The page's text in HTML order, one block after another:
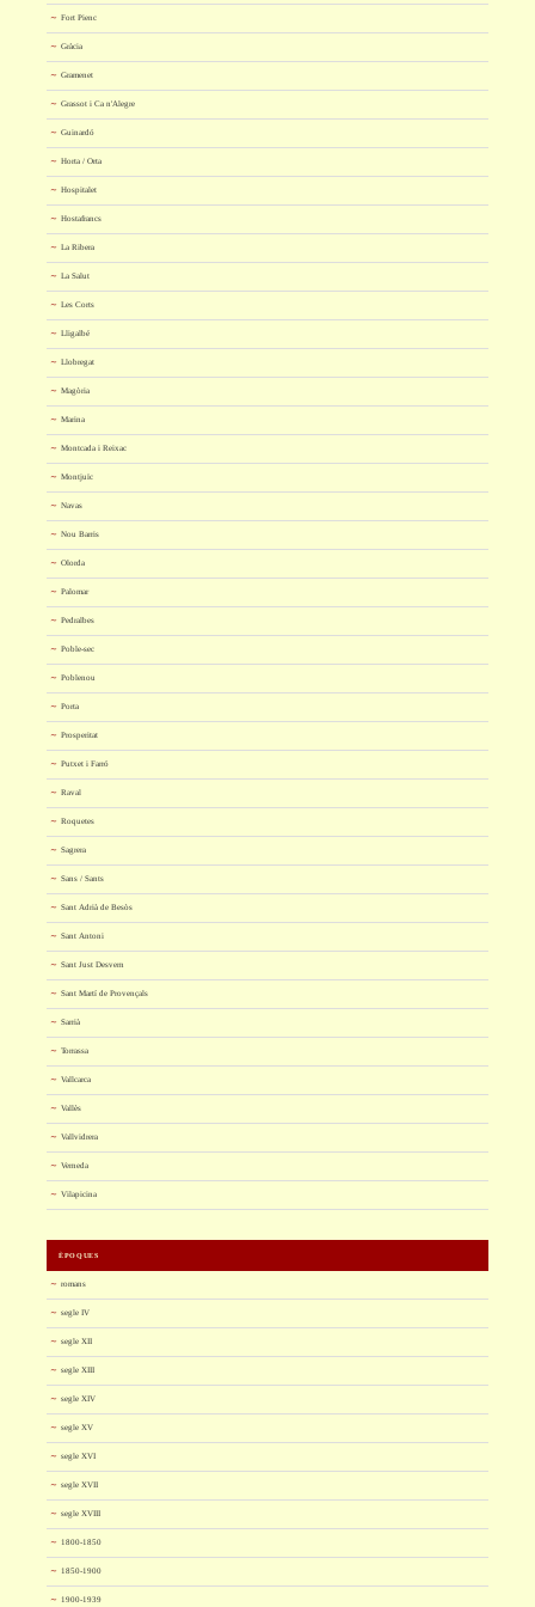
Fort Pienc
Gràcia
Gramenet
Grassot i Ca n'Alegre
Guinardó
Horta / Orta
Hospitalet
Hostafrancs
La Ribera
La Salut
Les Corts
Lligalbé
Llobregat
Magòria
Marina
Montcada i Reixac
Montjuïc
Navas
Nou Barris
Olorda
Palomar
Pedralbes
Poble-sec
Poblenou
Porta
Prosperitat
Putxet i Farró
Raval
Roquetes
Sagrera
Sans / Sants
Sant Adrià de Besòs
Sant Antoni
Sant Just Desvern
Sant Martí de Provençals
Sarrià
Torrassa
Vallcarca
Vallès
Vallvidrera
Verneda
Vilapicina
ÈPOQUES
romans
segle IV
segle XII
segle XIII
segle XIV
segle XV
segle XVI
segle XVII
segle XVIII
1800-1850
1850-1900
1900-1939